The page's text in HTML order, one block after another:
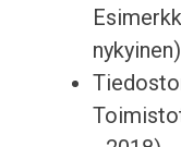
nykyinen)